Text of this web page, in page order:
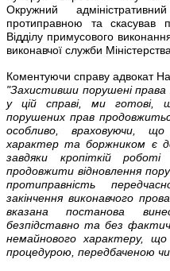
Окружний
протиправною та скасував
Відділу примусового
виконавчої служби
Коментуючи справу адвокат
"Захистивши порушені права
у цій справі, ми готові,
порушених прав
особливо, враховуючи,
характер та боржником є
завдяки кропіткій
продовжити відновлення
протиправність
закінчення виконавчого
вказана постанова
безпідставно та без
немайнового характеру,
процедурою, передбаченою